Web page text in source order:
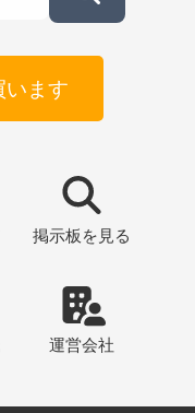
います
掲示板 を見る
運営会社